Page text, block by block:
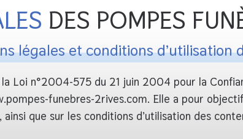
DES POMPES
légales et conditions d’utilisation
Loi n°2004-575 du 21 juin 2004 pour la
funebres-2rives.com. Elle a pour
ainsi que sur les conditions d’utilisation des